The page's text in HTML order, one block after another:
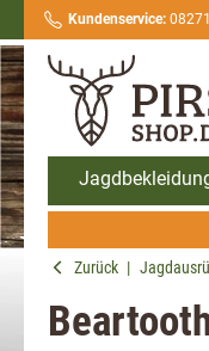
Zur
Kundenservice:
Zurück |